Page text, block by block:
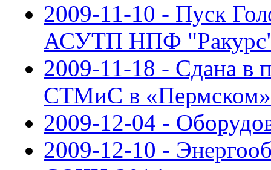
2009-11-10 - Пуск
АСУТП НПФ
2009-11-18 - Сдана в
СТМиC в
2009-12-04 -
2009-12-10 -